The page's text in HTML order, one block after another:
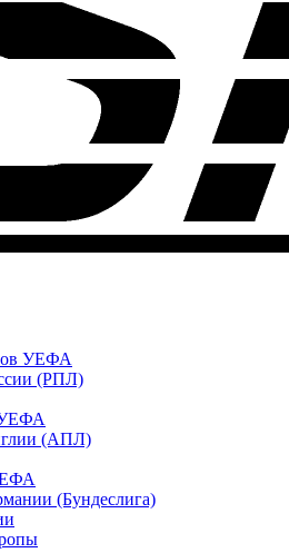
УЕФА
(РПЛ)
(АПЛ)
(Бундеслига)